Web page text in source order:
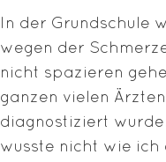
In der Grundschule
wegen der
nicht spazieren
ganzen vielen
diagnostiziert
wusste nicht wie ich